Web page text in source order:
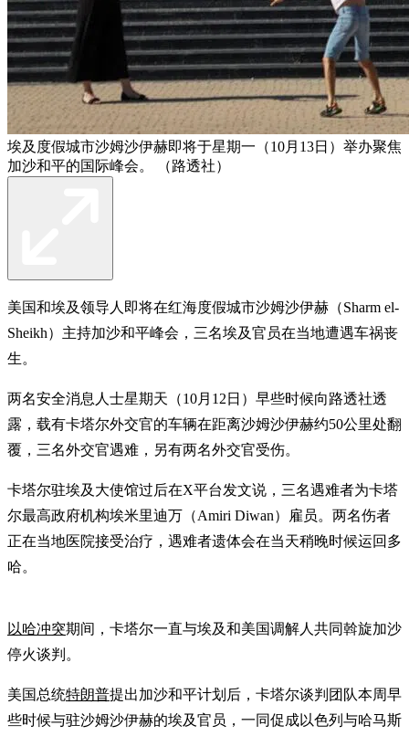
埃及度假城市沙姆沙伊赫即将于星期一（10月13日）举办聚焦
加沙和平的国际峰会。 （路透社）
美国和埃及领导人即将在红海度假城市沙姆沙伊赫（Sharm el-
Sheikh）主持加沙和平峰会，三名埃及官员在当地遭遇车祸丧
生。
两名安全消息人士星期天（10月12日）早些时候向路透社透
露，载有卡塔尔外交官的车辆在距离沙姆沙伊赫约50公里处翻
覆，三名外交官遇难，另有两名外交官受伤。
卡塔尔驻埃及大使馆过后在X平台发文说，三名遇难者为卡塔
尔最高政府机构埃米里迪万（Amiri Diwan）雇员。两名伤者
正在当地医院接受治疗，遇难者遗体会在当天稍晚时候运回多
哈。
以哈冲突期间，卡塔尔一直与埃及和美国调解人共同斡旋加沙
停火谈判。
美国总统特朗普提出加沙和平计划后，卡塔尔谈判团队本周早
些时候与驻沙姆沙伊赫的埃及官员，一同促成以色列与哈马斯